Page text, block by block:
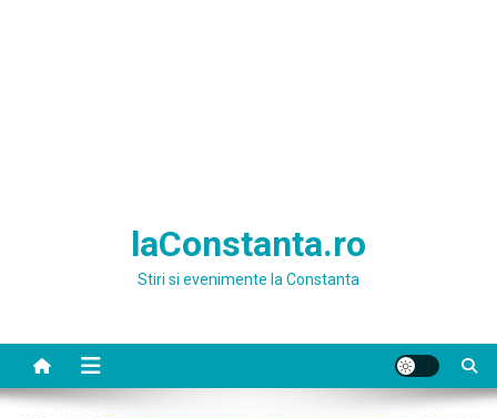
laConstanta.ro
Stiri si evenimente la Constanta